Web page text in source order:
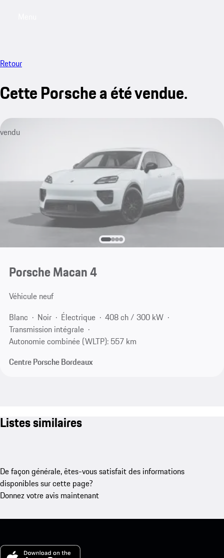
Retour
Cette Porsche a été vendue.
vendu
Porsche Macan 4
Véhicule neuf
Blanc
Noir Électrique
408 ch / 300 kW
Transmission intégrale
Autonomie combinée (WLTP): 557 km
Centre Porsche Bordeaux
Listes similaires
De façon générale, êtes-vous satisfait des informations
disponibles sur cette page?
Donnez votre avis maintenant